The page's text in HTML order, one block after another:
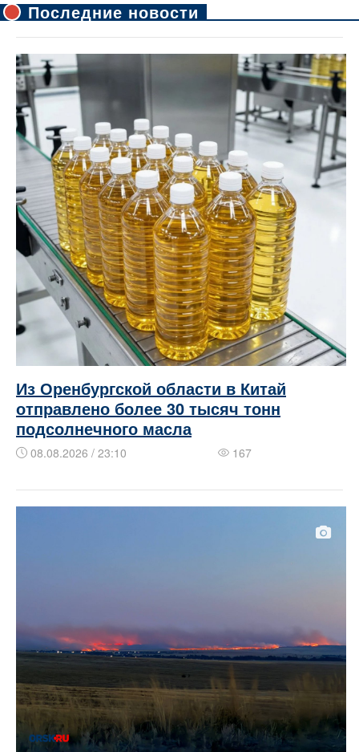
Последние новости
Из Оренбургской области в Китай
отправлено более 30 тысяч тонн
подсолнечного масла
08.08.2026 / 23:10 167